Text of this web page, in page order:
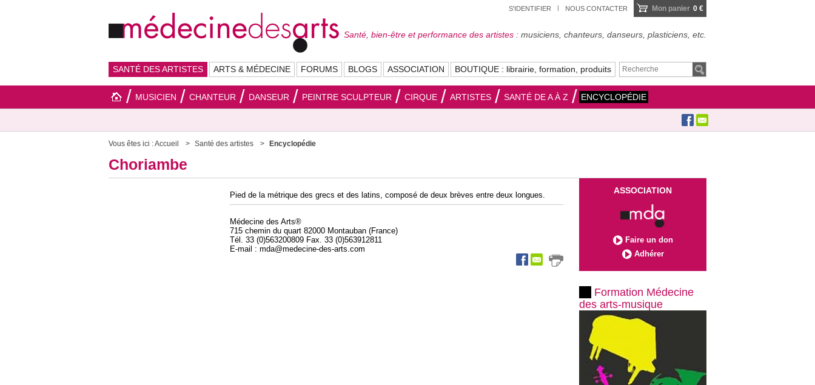
S'IDENTIFIER NOUS CONTACTER Mon panier 0 €
Santé, bien-être et performance des artistes : musiciens, chanteurs, danseurs, plasticiens, etc.
SANTÉ DES ARTISTES ARTS & MÉDECINE FORUMS BLOGS ASSOCIATION BOUTIQUE : librairie, formation, produits
MUSICIEN CHANTEUR DANSEUR PEINTRE SCULPTEUR CIRQUE ARTISTES SANTÉ DE A À Z ENCYCLOPÉDIE
Vous êtes ici :Accueil Santé des artistes Encyclopédie
Choriambe
Pied de la métrique des grecs et des latins, composé de deux brèves entre deux longues.
Médecine des Arts®
715 chemin du quart 82000 Montauban (France)
Tél. 33 (0)563200809 Fax. 33 (0)563912811
E-mail : mda@medecine-des-arts.com
ASSOCIATION
Faire un don
Adhérer
Formation Médecine
des arts-musique